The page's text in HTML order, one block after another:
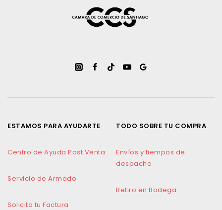
ESTAMOS PARA AYUDARTE
Centro de Ayuda Post Venta
Servicio de Armado
Solicita tu Factura
TODO SOBRE TU COMPRA
Envíos y tiempos de
despacho
Retiro en Bodega